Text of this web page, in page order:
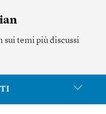
sui temi più discussi